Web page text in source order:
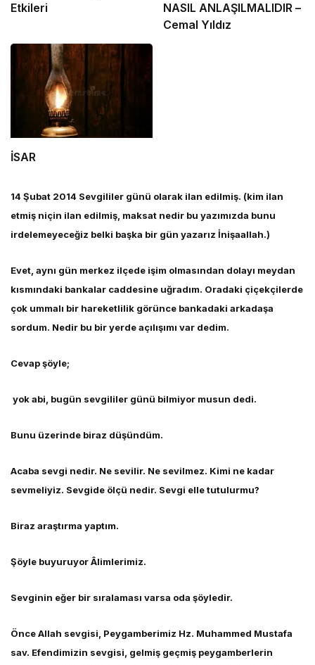
Etkileri
NASIL ANLAŞILMALIDIR –
Cemal Yıldız
İSAR
14 Şubat 2014 Sevgililer günü olarak ilan edilmiş. (kim ilan
etmiş niçin ilan edilmiş, maksat nedir bu yazımızda bunu
irdelemeyeceğiz belki başka bir gün yazarız İnişaallah.)
Evet, aynı gün merkez ilçede işim olmasından dolayı meydan
kısmındaki bankalar caddesine uğradım. Oradaki çiçekçilerde
çok ummalı bir hareketlilik görünce bankadaki arkadaşa
sordum. Nedir bu bir yerde açılışımı var dedim.
Cevap şöyle;
yok abi, bugün sevgililer günü bilmiyor musun dedi.
Bunu üzerinde biraz düşündüm.
Acaba sevgi nedir. Ne sevilir. Ne sevilmez. Kimi ne kadar
sevmeliyiz. Sevgide ölçü nedir. Sevgi elle tutulurmu?
Biraz araştırma yaptım.
Şöyle buyuruyor Âlimlerimiz.
Sevginin eğer bir sıralaması varsa oda şöyledir.
Önce Allah sevgisi, Peygamberimiz Hz. Muhammed Mustafa
sav. Efendimizin sevgisi, gelmiş geçmiş peygamberlerin